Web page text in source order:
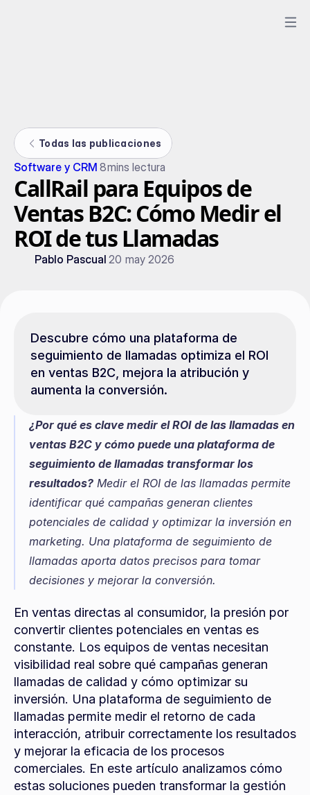
Todas las publicaciones
Software y CRM 8mins lectura
CallRail para Equipos de
Ventas B2C: Cómo Medir el
ROI de tus Llamadas
Pablo Pascual 20 may 2026
Descubre cómo una plataforma de
seguimiento de llamadas optimiza el ROI
en ventas B2C, mejora la atribución y
aumenta la conversión.
¿Por qué es clave medir el ROI de las llamadas en
ventas B2C y cómo puede una plataforma de
seguimiento de llamadas transformar los
resultados? Medir el ROI de las llamadas permite
identificar qué campañas generan clientes
potenciales de calidad y optimizar la inversión en
marketing. Una plataforma de seguimiento de
llamadas aporta datos precisos para tomar
decisiones y mejorar la conversión.
En ventas directas al consumidor, la presión por
convertir clientes potenciales en ventas es
constante. Los equipos de ventas necesitan
visibilidad real sobre qué campañas generan
llamadas de calidad y cómo optimizar su
inversión. Una plataforma de seguimiento de
llamadas permite medir el retorno de cada
interacción, atribuir correctamente los resultados
y mejorar la eficacia de los procesos
comerciales. En este artículo analizamos cómo
estas soluciones pueden transformar la gestión